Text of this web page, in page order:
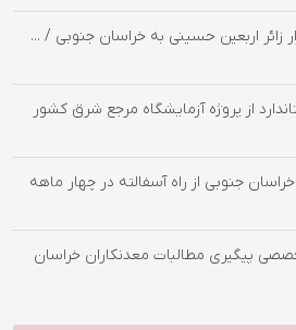
از پروژه آزمایشگاه مرجع شرق کشور
روستای خراسان جنوبی از راه آسفالته در چهار ماهه
پیگیری مطالبات معدنکاران خراسان